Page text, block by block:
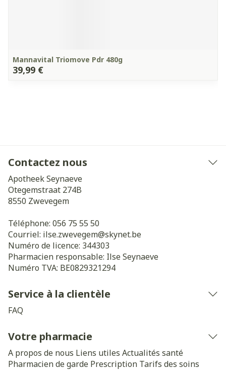
Mannavital Triomove Pdr 480g
39,99 €
Contactez nous
Apotheek Seynaeve
Otegemstraat 274B
8550 Zwevegem
Téléphone: 056 75 55 50
Courriel: ilse.zwevegem@skynet.be
Numéro de licence: 344303
Pharmacien responsable: Ilse Seynaeve
Numéro TVA: BE0829321294
Service à la clientèle
FAQ
Votre pharmacie
A propos de nous Liens utiles Actualités santé
Pharmacien de garde Prescription Tarifs des soins